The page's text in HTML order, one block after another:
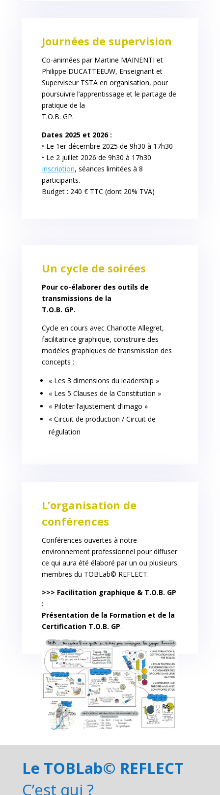
Journées de supervision
Co-animées par Martine MAINENTI et
Philippe DUCATTEEUW, Enseignant et
Superviseur TSTA en organisation, pour
poursuivre l’apprentissage et le partage de
pratique de la
T.O.B. GP.
Dates 2025 et 2026 :
• Le 1er décembre 2025 de 9h30 à 17h30
• Le 2 juillet 2026 de 9h30 à 17h30
Inscription, séances limitées à 8
participants.
Budget : 240 € TTC (dont 20% TVA)
Un cycle de soirées
Pour co-élaborer des outils de
transmissions de la
T.O.B. GP.
Cycle en cours avec Charlotte Allegret,
facilitatrice graphique, construire des
modèles graphiques de transmission des
concepts :
« Les 3 dimensions du leadership »
« Les 5 Clauses de la Constitution »
« Piloter l’ajustement d’imago »
« Circuit de production / Circuit de
régulation
L’organisation de
conférences
Conférences ouvertes à notre
environnement professionnel pour diffuser
ce qui aura été élaboré par un ou plusieurs
membres du TOBLab© REFLECT.
>>> Facilitation graphique & T.O.B. GP
:
Présentation de la Formation et de la
Certification T.O.B. GP.
Le TOBLab© REFLECT
C’est qui ?